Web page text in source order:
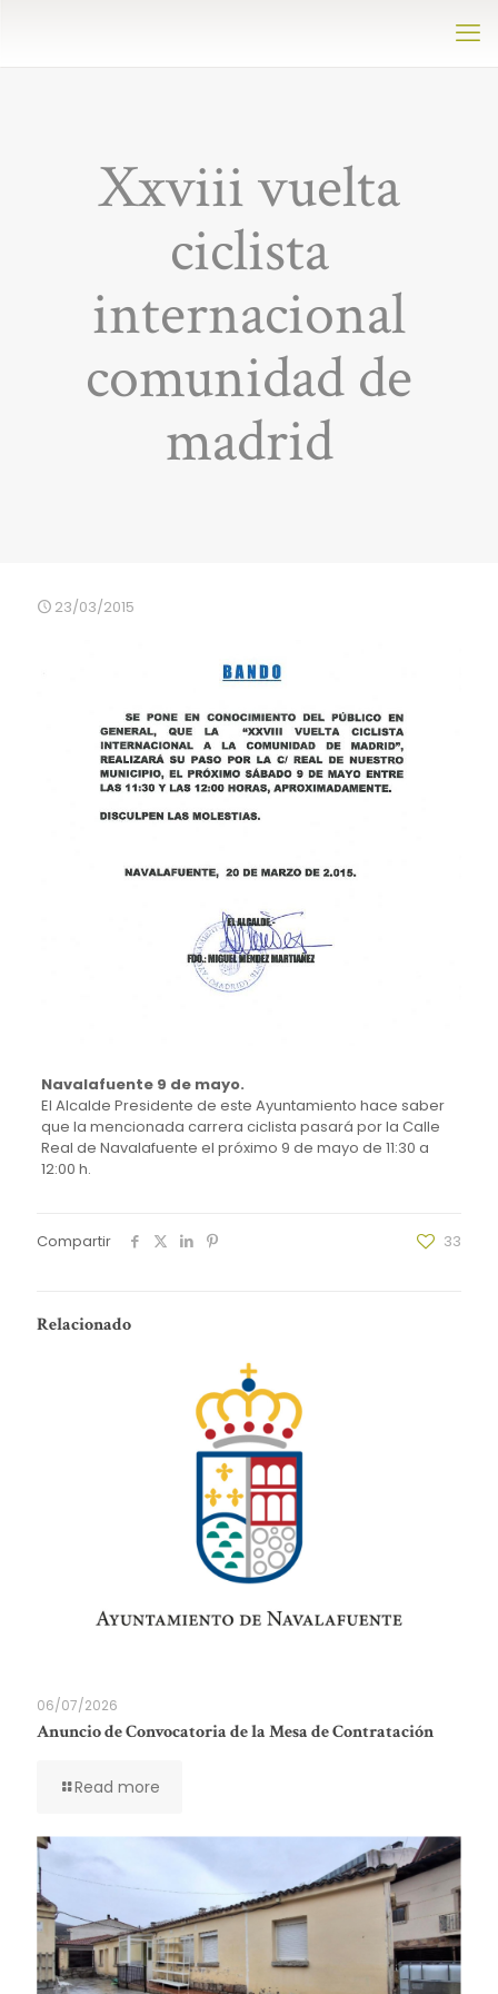
Xxviii vuelta
ciclista
internacional
comunidad de
madrid
23/03/2015
Navalafuente 9 de mayo.
El Alcalde Presidente de este Ayuntamiento hace saber
que la mencionada carrera ciclista pasará por la Calle
Real de Navalafuente el próximo 9 de mayo de 11:30 a
12:00 h.
Compartir 33
Relacionado
06/07/2026
Anuncio de Convocatoria de la Mesa de Contratación
Read more